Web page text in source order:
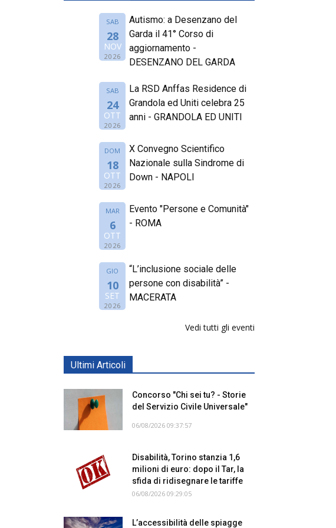
SAB
28
NOV
2026
Autismo: a Desenzano del
Garda il 41° Corso di
aggiornamento -
DESENZANO DEL GARDA
SAB
24
OTT
2026
La RSD Anffas Residence di
Grandola ed Uniti celebra 25
anni - GRANDOLA ED UNITI
DOM
18
OTT
2026
X Convegno Scientifico
Nazionale sulla Sindrome di
Down - NAPOLI
MAR
6
OTT
2026
Evento "Persone e Comunità"
- ROMA
GIO
10
SET
2026
“L’inclusione sociale delle
persone con disabilità” -
MACERATA
Vedi tutti gli eventi
Ultimi Articoli
Concorso "Chi sei tu? - Storie
del Servizio Civile Universale"
06/08/2026 09:37:57
Disabilità, Torino stanzia 1,6
milioni di euro: dopo il Tar, la
sfida di ridisegnare le tariffe
06/08/2026 09:29:05
L’accessibilità delle spiagge